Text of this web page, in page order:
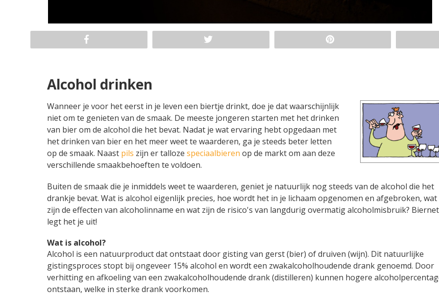
Alcohol drinken
Wanneer je voor het eerst in je leven een biertje drinkt, doe je dat waarschijnlijk
niet om te genieten van de smaak. De meeste jongeren starten met het drinken
van bier om de alcohol die het bevat. Nadat je wat ervaring hebt opgedaan met
het drinken van bier en het meer weet te waarderen, ga je steeds beter letten
op de smaak. Naast pils zijn er talloze speciaalbieren op de markt om aan deze
verschillende smaakbehoeften te voldoen.
Buiten de smaak die je inmiddels weet te waarderen, geniet je natuurlijk nog steeds van de alcohol die het
drankje bevat. Wat is alcohol eigenlijk precies, hoe wordt het in je lichaam opgenomen en afgebroken, wat
zijn de effecten van alcoholinname en wat zijn de risico's van langdurig overmatig alcoholmisbruik? Biernet
legt het je uit!
Wat is alcohol?
Alcohol is een natuurproduct dat ontstaat door gisting van gerst (bier) of druiven (wijn). Dit natuurlijke
gistingsproces stopt bij ongeveer 15% alcohol en wordt een zwakalcoholhoudende drank genoemd. Door
verhitting en afkoeling van een zwakalcoholhoudende drank (distilleren) kunnen hogere
ontstaan, welke in sterke drank voorkomen.